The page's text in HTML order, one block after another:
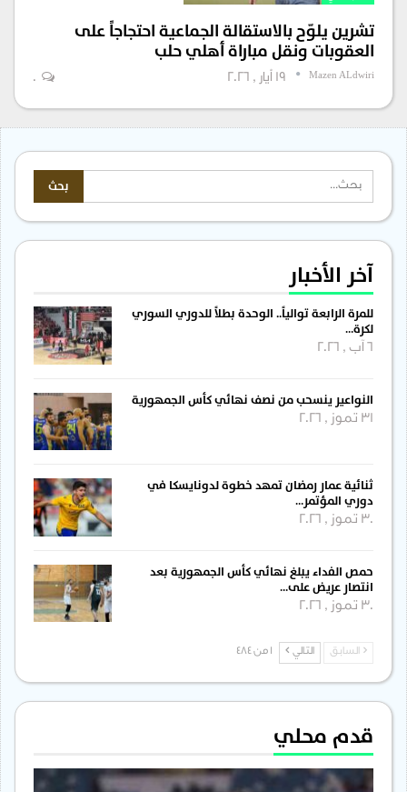
تشرين يلوّح بالاستقالة الجماعية احتجاجاً على
العقوبات ونقل مباراة أهلي حلب
Mazen ALdwiri 19 أيار , 2026 0
آخر الأخبار
للمرة الرابعة توالياً.. الوحدة بطلاً للدوري السوري
لكرة…
النواعير ينسحب من نصف نهائي كأس الجمهورية
31 تموز , 2026
ثنائية عمار رمضان تمهد خطوة لدونايسكا في
دوري المؤتمر…
30 تموز , 2026
حمص الفداء يبلغ نهائي كأس الجمهورية بعد
انتصار عريض على…
30 تموز , 2026
السابق التالي
قدم محلي